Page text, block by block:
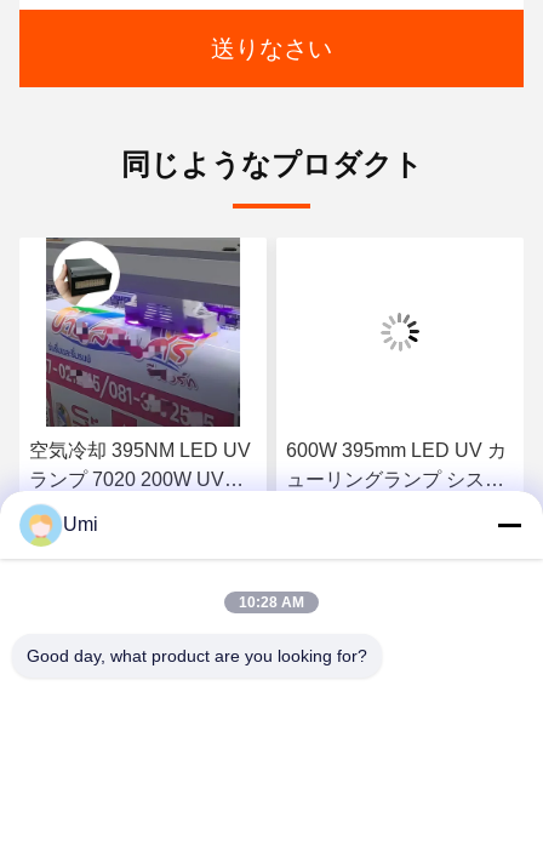
送りなさい
同じようなプロダクト
空気冷却 395NM LED UV
ランプ 7020 200W UV
LED 治療光 エプソン
I3200/XP600/TX800 UVプ
リンター用紫外線ランプ
最もよい価格を得なさ
600W 395mm LED UV カ
ューリングランプ システ
LED 樹脂 コンベヤー
最もよい価格を得なさ
Umi
10:28 AM
Good day, what product are you looking for?